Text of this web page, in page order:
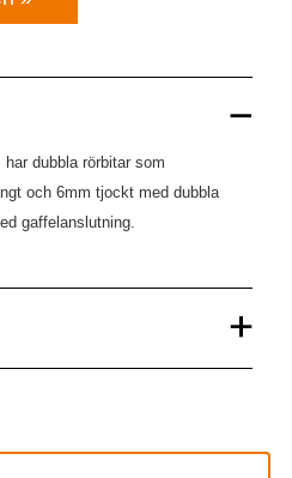
dubbla rörbitar som
och 6mm tjockt med dubbla
gaffelanslutning.